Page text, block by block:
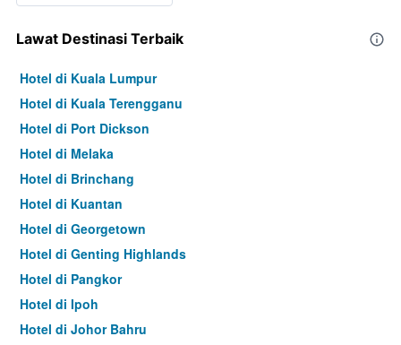
Lawat Destinasi Terbaik
Hotel di Kuala Lumpur
Hotel di Kuala Terengganu
Hotel di Port Dickson
Hotel di Melaka
Hotel di Brinchang
Hotel di Kuantan
Hotel di Georgetown
Hotel di Genting Highlands
Hotel di Pangkor
Hotel di Ipoh
Hotel di Johor Bahru